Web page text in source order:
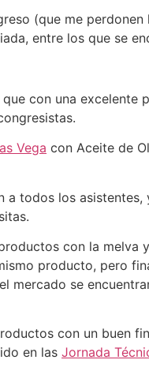
(que me
entre los que se
con una
Vega con Aceite de
todos los
con la
producto, pero
se
con un buen
en las Jornada